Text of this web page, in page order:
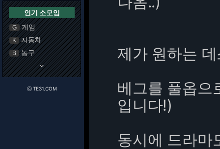
인기 소모임
G 게임
K 자동차
B 농구
keyboard_arrow_down
ⓒ TE31.COM
제가 원하는
베그를 풀옵으
입니다!)
동시에 드라마